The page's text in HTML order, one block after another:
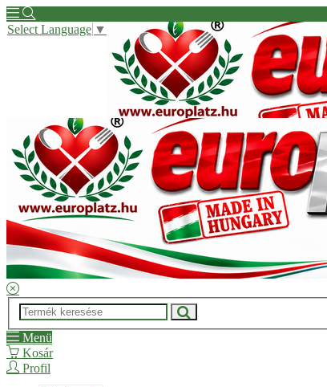
Select Language ▼
Hírek
Kapcsolat
Kérdése van?
Regisztrációs segítség
ÁSZF
Menü
Kosár
Profil